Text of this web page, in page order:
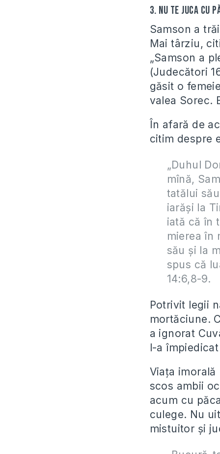
3. Nu te juca cu
Samson a
Mai târziu,
„Samson a
(Judecători
găsit o
valea Sorec.
În afară de
citim despre
„Duhul
mînă,
tatălui
iarăși la
iată că în
mierea în
său și la
spus că
14:6,8-9.
Potrivit legii
mortăciune.
a ignorat
l-a
Viața
scos ambii
acum cu
culege. Nu
mistuitor și